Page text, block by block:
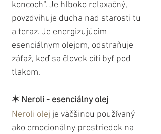
koncoch“. Je hlboko relaxačný,
povzdvihuje ducha nad starosti tu
a teraz. Je energizujúcim
esenciálnym olejom, odstraňuje
záťaž, keď sa človek cíti byť pod
tlakom.
✶ Neroli - esenciálny olej
Neroli olej je väčšinou používaný
ako emocionálny prostriedok na